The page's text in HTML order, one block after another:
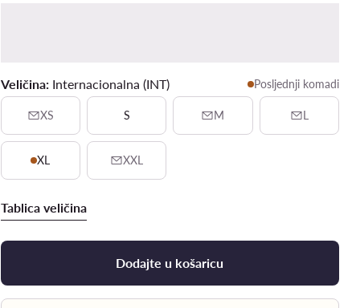
Veličina: Internacionalna (INT) Posljednji komadi
XS S M L
XL XXL
Tablica veličina
Dodajte u košaricu